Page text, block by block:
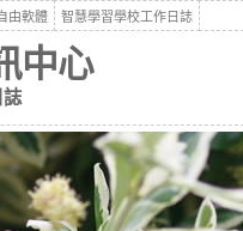
由軟體 智慧學習學校工作日誌
中心
誌